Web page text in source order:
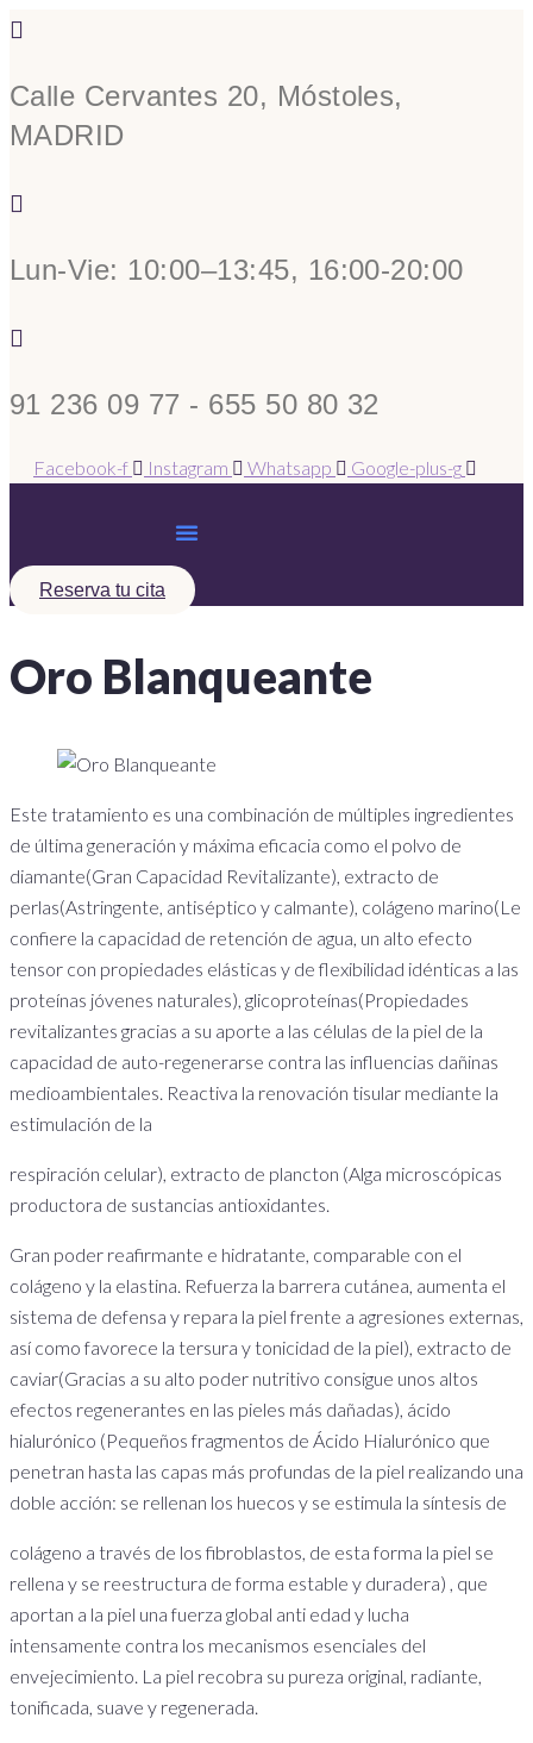
Calle Cervantes 20, Móstoles,
MADRID
Lun-Vie: 10:00–13:45, 16:00-20:00
91 236 09 77 - 655 50 80 32
Facebook-f Instagram Whatsapp Google-plus-g
Reserva tu cita
Oro Blanqueante
Este tratamiento es una combinación de múltiples ingredientes
de última generación y máxima eficacia como el polvo de
diamante(Gran Capacidad Revitalizante), extracto de
perlas(Astringente, antiséptico y calmante), colágeno marino(Le
confiere la capacidad de retención de agua, un alto efecto
tensor con propiedades elásticas y de flexibilidad idénticas a las
proteínas jóvenes naturales), glicoproteínas(Propiedades
revitalizantes gracias a su aporte a las células de la piel de la
capacidad de auto-regenerarse contra las influencias dañinas
medioambientales. Reactiva la renovación tisular mediante la
estimulación de la
respiración celular), extracto de plancton (Alga microscópicas
productora de sustancias antioxidantes.
Gran poder reafirmante e hidratante, comparable con el
colágeno y la elastina. Refuerza la barrera cutánea, aumenta el
sistema de defensa y repara la piel frente a agresiones externas,
así como favorece la tersura y tonicidad de la piel), extracto de
caviar(Gracias a su alto poder nutritivo consigue unos altos
efectos regenerantes en las pieles más dañadas), ácido
hialurónico (Pequeños fragmentos de Ácido Hialurónico que
penetran hasta las capas más profundas de la piel realizando una
doble acción: se rellenan los huecos y se estimula la síntesis de
colágeno a través de los fibroblastos, de esta forma la piel se
rellena y se reestructura de forma estable y duradera) , que
aportan a la piel una fuerza global anti edad y lucha
intensamente contra los mecanismos esenciales del
envejecimiento. La piel recobra su pureza original, radiante,
tonificada, suave y regenerada.